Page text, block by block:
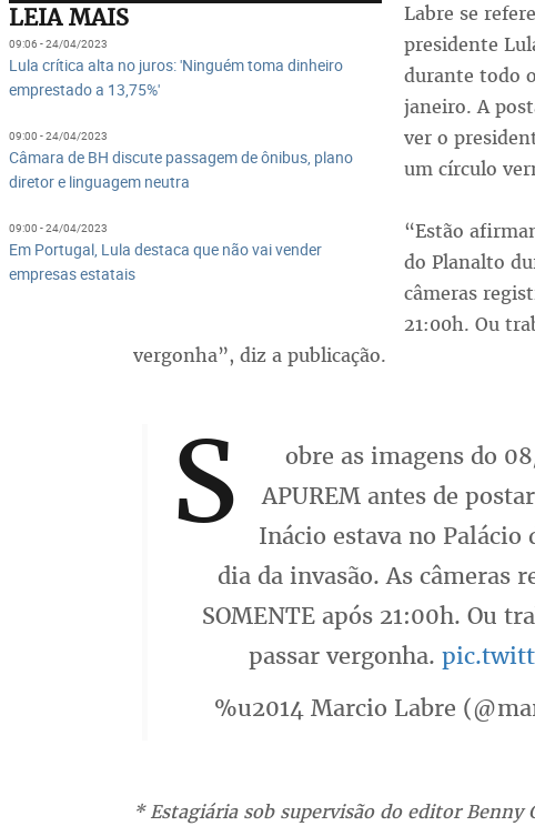
LEIA MAIS
09:06 - 24/04/2023
Lula crítica alta no juros: 'Ninguém toma dinheiro
emprestado a 13,75%'
09:00 - 24/04/2023
Câmara de BH discute passagem de ônibus, plano
diretor e linguagem neutra
09:00 - 24/04/2023
Em Portugal, Lula destaca que não vai vender
empresas estatais
Labre se
presidente
durante todo
janeiro. A
ver o
um círculo
“Estão
do Planalto
câmeras
21:00h. Ou
vergonha”, diz a publicação.
S
obre as imagens do
APUREM antes de
Inácio estava no Palácio
dia da invasão. As câmeras
SOMENTE após 21:00h. Ou
passar vergonha.
%u2014 Marcio Labre
* Estagiária sob supervisão do editor Benny